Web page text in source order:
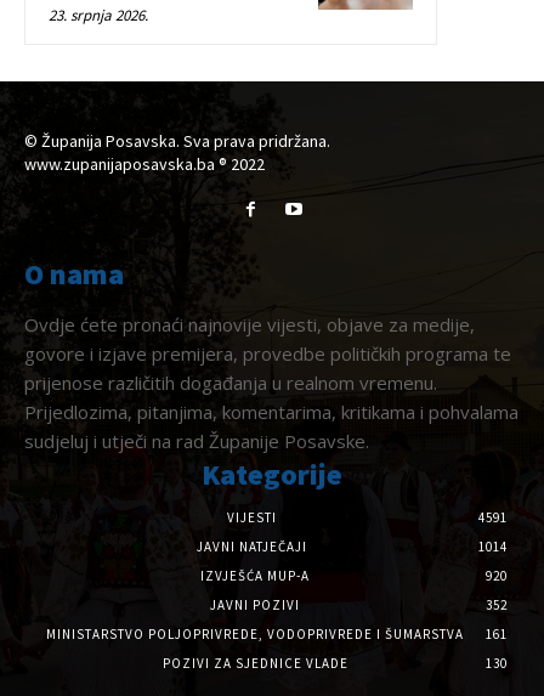
23. srpnja 2026.
© Županija Posavska. Sva prava pridržana.
www.zupanijaposavska.ba ® 2022
O nama
Ovdje ćete pronaći najnovije vijesti, objave za medije,
govore i izjave premijera, provedbe političkih programa te
prijenose različitih događanja u realnom vremenu.
Prijedlozima, pitanjima, komentarima, kritikama i pohvalama
sudjeluj i utječi na rad Županije Posavske.
Kategorije
VIJESTI
4591
JAVNI NATJEČAJI
1014
IZVJEŠĆA MUP-A
920
JAVNI POZIVI
352
MINISTARSTVO POLJOPRIVREDE, VODOPRIVREDE I ŠUMARSTVA
161
POZIVI ZA SJEDNICE VLADE
130